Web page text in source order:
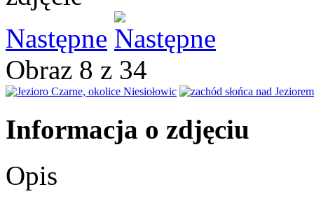
Następne
Obraz 8 z 34
Informacja o zdjęciu
Opis